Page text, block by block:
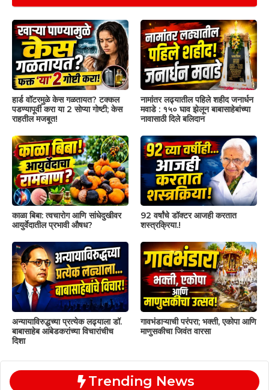
हार्ड वॉटरमुळे केस गळतायत? टक्कल
पडण्यापूर्वी करा या 2 सोप्या गोष्टी; केस
राहतील मजबूत!
नामांतर लढ्यातील पहिले शहीद जनार्धन
मवाडे : १५० घाव झेलून बाबासाहेबांच्या
नावासाठी दिले बलिदान
काळा बिबा: त्वचारोग आणि सांधेदुखीवर
आयुर्वेदातील प्रभावी औषध?
92 वर्षांचे डॉक्टर आजही करतात
शस्त्रक्रिया.!
अन्यायाविरुद्धच्या प्रत्येक लढ्याला डॉ.
बाबासाहेब आंबेडकरांच्या विचारांचीच
दिशा
गावभंडाऱ्याची परंपरा; भक्ती, एकोपा आणि
माणुसकीचा जिवंत वारसा
Trending News